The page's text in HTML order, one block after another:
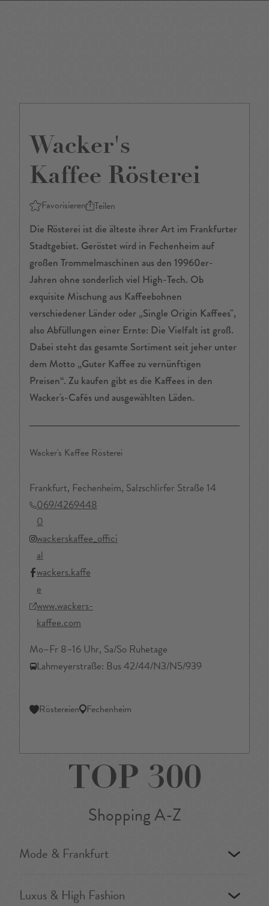
Wacker's
Kaffee Rösterei
Favorisieren Teilen
Die Rösterei ist die älteste ihrer Art im Frankfurter
Stadtgebiet. Geröstet wird in Fechenheim auf
großen Trommelmaschinen aus den 19960er-
Jahren ohne sonderlich viel High-Tech. Ob
exquisite Mischung aus Kaffeebohnen
verschiedener Länder oder „Single Origin Kaffees",
also Abfüllungen einer Ernte: Die Vielfalt ist groß.
Dabei steht das gesamte Sortiment seit jeher unter
dem Motto „Guter Kaffee zu vernünftigen
Preisen“. Zu kaufen gibt es die Kaffees in den
Wacker's-Cafés und ausgewählten Läden.
Wacker's Kaffee Rösterei
Frankfurt, Fechenheim, Salzschlirfer Straße 14
069/4269448
0
wackerskaffee_offici
al
wackers.kaffe
e
www.wackers-
kaffee.com
Mo–Fr 8–16 Uhr, Sa/So Ruhetage
Lahmeyerstraße: Bus 42/44/N3/N5/939
Röstereien Fechenheim
TOP 300
Shopping A-Z
Mode & Frankfurt
Luxus & High Fashion